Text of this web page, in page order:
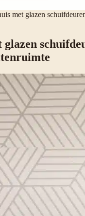
met glazen
glazen